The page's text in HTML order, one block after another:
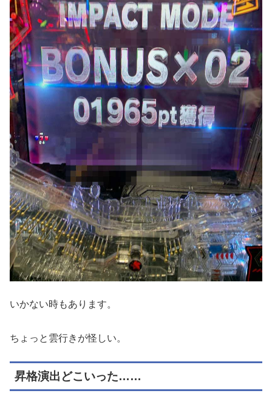
いかない時もあります。
ちょっと雲行きが怪しい。
昇格演出どこいった……